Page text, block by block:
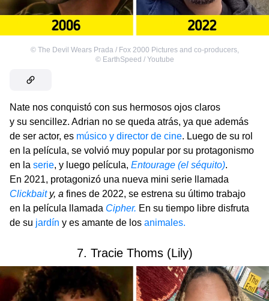
© The Devil Wears Prada / Fox 2000 Pictures and co-producers,
© EarthSpeed / Youtube
Nate nos conquistó con sus hermosos ojos claros
y su sencillez. Adrian no se queda atrás, ya que además
de ser actor, es músico y director de cine. Luego de su rol
en la película, se volvió muy popular por su protagonismo
en la serie, y luego película, Entourage (el séquito).
En 2021, protagonizó una nueva mini serie llamada
Clickbaity, a fines de 2022, se estrena su último trabajo
en la película llamada Cipher. En su tiempo libre disfruta
de su jardín y es amante de los animales.
7. Tracie Thoms (Lily)